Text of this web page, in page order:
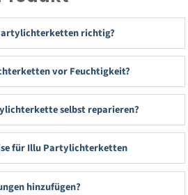
richtig?
vor Feuchtigkeit?
selbst reparieren?
für Illu Partylichterketten
hinzufügen?